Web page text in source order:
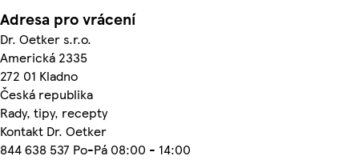
Adresa pro vrácení
Dr. Oetker s.r.o.
Americká 2335
272 01 Kladno
Česká republika
Rady, tipy, recepty
Kontakt Dr. Oetker
844 638 537 Po-Pá 08:00 - 14:00